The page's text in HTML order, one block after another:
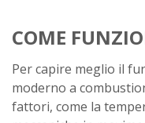
COME
Per capire meglio il
moderno a
fattori, come la